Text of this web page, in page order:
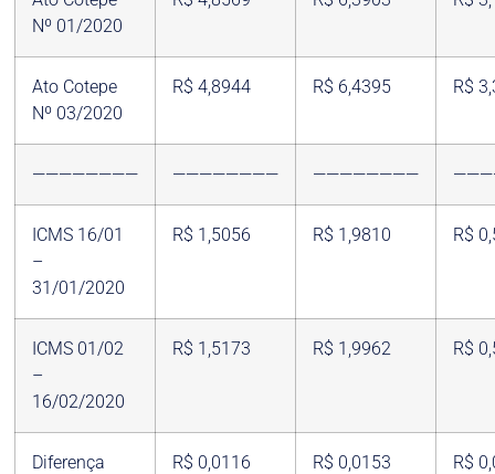
Nº 01/2020
Ato Cotepe
Nº 03/2020
R$ 4,8944 R$ 6,4395 R$
———————— ———————— ————————
ICMS 16/01
–
31/01/2020
R$ 1,5056 R$ 1,9810 R$
ICMS 01/02
–
16/02/2020
R$ 1,5173 R$ 1,9962 R$
Diferença R$ 0,0116 R$ 0,0153 R$